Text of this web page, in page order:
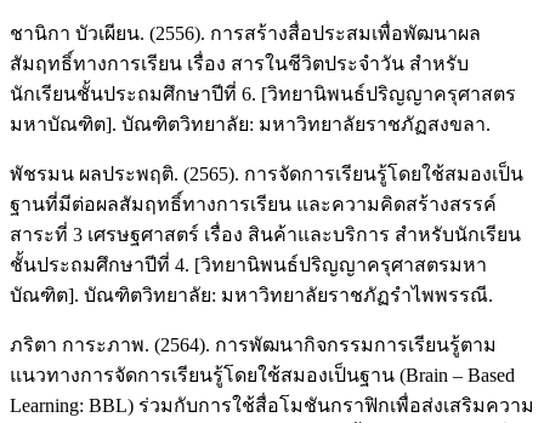
ชานิกา บัวเผียน. (2556). การสร้างสื่อประสมเพื่อพัฒนาผล
สัมฤทธิ์ทางการเรียน เรื่อง สารในชีวิตประจำวัน สำหรับ
นักเรียนชั้นประถมศึกษาปีที่ 6. [วิทยานิพนธ์ปริญญาครุศาสตร
มหาบัณฑิต]. บัณฑิตวิทยาลัย: มหาวิทยาลัยราชภัฏสงขลา.
พัชรมน ผลประพฤติ. (2565). การจัดการเรียนรู้โดยใช้สมองเป็น
ฐานที่มีต่อผลสัมฤทธิ์ทางการเรียน และความคิดสร้างสรรค์
สาระที่ 3 เศรษฐศาสตร์ เรื่อง สินค้าและบริการ สำหรับนักเรียน
ชั้นประถมศึกษาปีที่ 4. [วิทยานิพนธ์ปริญญาครุศาสตรมหา
บัณฑิต]. บัณฑิตวิทยาลัย: มหาวิทยาลัยราชภัฏรำไพพรรณี.
ภริตา การะภาพ. (2564). การพัฒนากิจกรรมการเรียนรู้ตาม
แนวทางการจัดการเรียนรู้โดยใช้สมองเป็นฐาน (Brain – Based
Learning: BBL) ร่วมกับการใช้สื่อโมชันกราฟิกเพื่อส่งเสริมความ